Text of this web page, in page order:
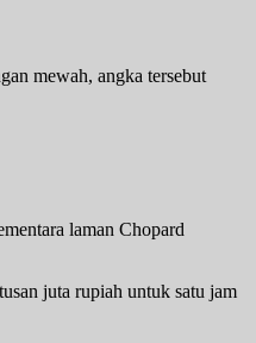
mewah, angka tersebut
laman Chopard
juta rupiah untuk satu jam